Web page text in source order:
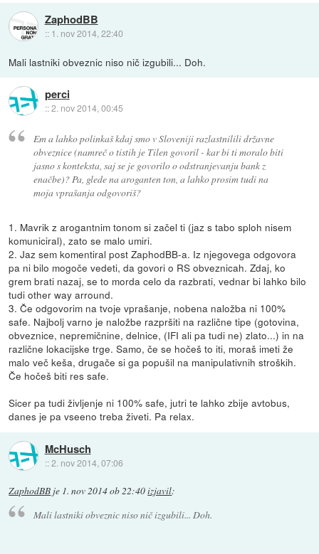
ZaphodBB
:: 1. nov 2014, 22:40
Mali lastniki obveznic niso nič izgubili... Doh.
perci
::2. nov 2014, 00:45
Em a lahko polinkaš kdaj smo v Sloveniji razlastnilili državne
obveznice (namreč o tistih je Tilen govoril - kar bi ti moralo biti
jasno s konteksta, saj se je govorilo o odstranjevanju bank z
enačbe)? Pa, glede na aroganten ton, a lahko prosim tudi na
moja vprašanja odgovoriš?
1. Mavrik z arogantnim tonom si začel ti (jaz s tabo sploh nisem
komuniciral), zato se malo umiri.
2. Jaz sem komentiral post ZaphodBB-a. Iz njegovega odgovora
pa ni bilo mogoče vedeti, da govori o RS obveznicah. Zdaj, ko
grem brati nazaj, se to morda celo da razbrati, vednar bi lahko bilo
tudi other way arround.
3. Če odgovorim na tvoje vprašanje, nobena naložba ni 100%
safe. Najbolj varno je naložbe razpršiti na različne tipe (gotovina,
obveznice, nepremičnine, delnice, (IFI ali pa tudi ne) zlato...) in na
različne lokacijske trge. Samo, če se hočeš to iti, moraš imeti že
malo več keša, drugače si ga popušil na manipulativnih stroških.
Če hočeš biti res safe.
Sicer pa tudi življenje ni 100% safe, jutri te lahko zbije avtobus,
danes je pa vseeno treba živeti. Pa relax.
McHusch
::2. nov 2014, 07:06
ZaphodBB je 1. nov 2014 ob 22:40izjavil:
Mali lastniki obveznic niso nič izgubili... Doh.